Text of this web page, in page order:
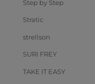
Step by Step
Stratic
strellson
SURI FREY
TAKE IT EASY